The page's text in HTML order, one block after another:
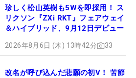
珍しく松山英樹も5Wを即採用！ ス
リクソン『ZXi RKT』フェアウェイ
＆ハイブリッド、9月12日デビュー
2026年8月6日 (木) 13時42分 33
改名が呼び込んだ悲願の初V！ 苦節